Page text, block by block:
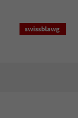
springen